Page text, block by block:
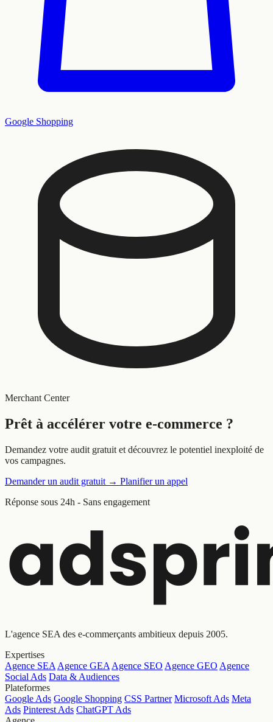
Google Shopping
Merchant Center
Prêt à accélérer votre e-commerce ?
Demandez votre audit gratuit et découvrez le potentiel inexploité de
vos campagnes.
Demander un audit gratuit → Planifier un appel
Réponse sous 24h - Sans engagement
L'agence SEA des e-commerçants ambitieux depuis 2005.
Expertises
Agence SEA Agence GEA Agence SEO Agence GEO Agence
Social Ads Data & Audiences
Plateformes
Google Ads Google Shopping CSS Partner Microsoft Ads Meta
Ads Pinterest Ads ChatGPT Ads